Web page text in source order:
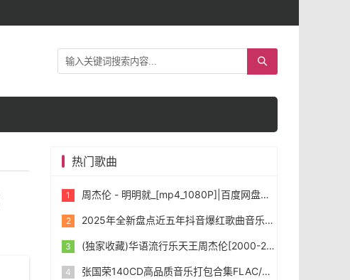
热门歌曲
周杰伦 - 明明就_[mp4_1080P]|百度网盘下载
2025年全新盘点近五年抖音爆红歌曲音乐共1431首，首首令人如痴如醉。
(独家收藏)华语流行乐天王周杰伦[2000-2025年]所有专辑音乐[无损FLAC/WAV/MP3]合集下载
张国荣140CD高品质音乐打包合集FLAC/WAV/MP3]下载